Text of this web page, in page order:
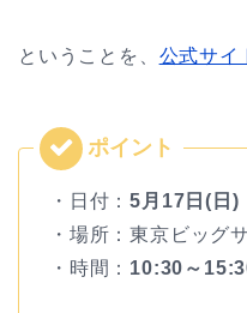
ということを、 公式サイ
・日付：5月17日(日)
・場所：東京ビッグ
・時間： 10:30～